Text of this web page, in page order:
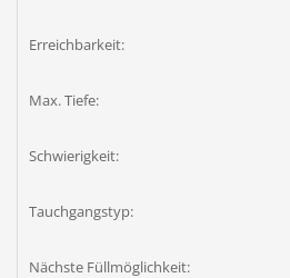
Erreichbarkeit:
Max. Tiefe:
Schwierigkeit:
Tauchgangstyp:
Nächste Füllmöglichkeit: